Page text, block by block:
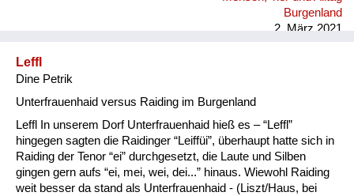
Burgenland
2. März 2021
Leffl
Dine Petrik
Unterfrauenhaid versus Raiding im Burgenland
Leffl In unserem Dorf Unterfrauenhaid hieß es – “Leffl”
hingegen sagten die Raidinger “Leiffüi”, überhaupt hatte sich in
Raiding der Tenor “ei” durchgesetzt, die Laute und Silben
gingen gern aufs “ei, mei, wei, dei...” hinaus. Wiewohl Raiding
weit besser da stand als Unterfrauenhaid - (Liszt/Haus, bei